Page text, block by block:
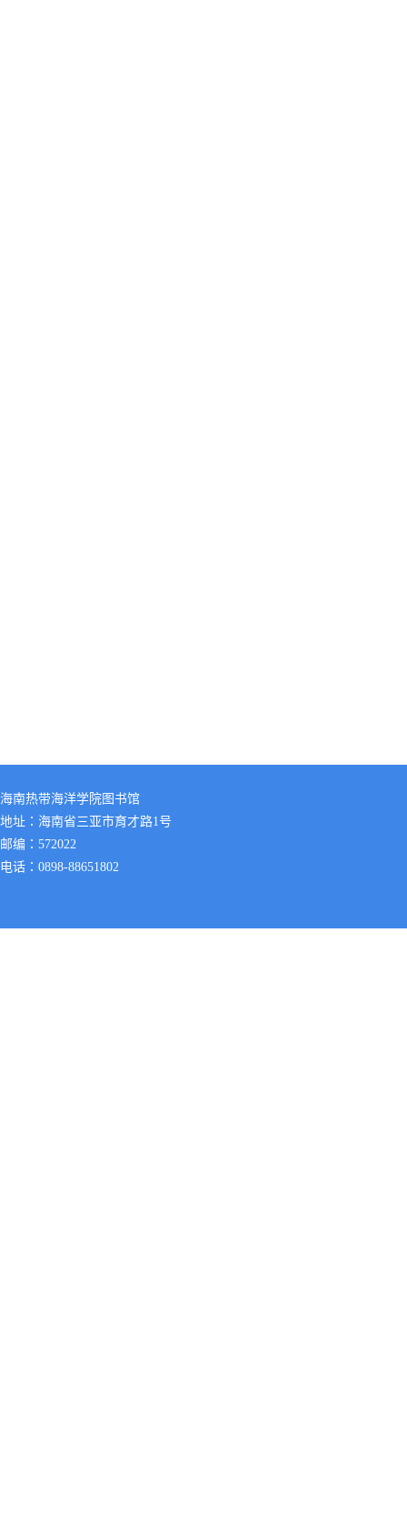
海南热带海洋学院图书馆
地址：海南省三亚市育才路1号
邮编：572022
电话：0898-88651802